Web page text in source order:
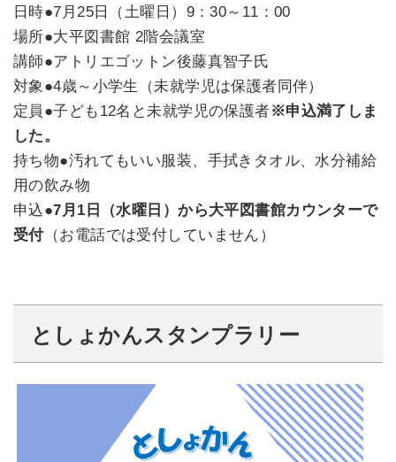
日時●7月25日（土曜日）9：30～11：00
場所●大平図書館 2階会議室
講師●アトリエゴットン後藤真智子氏
対象●4歳～小学生（未就学児は保護者同伴）
定員●子ども12名と未就学児の保護者※申込満了しま
した。
持ち物●汚れてもいい服装、手拭きタオル、水分補給
用の飲み物
申込●7月1日（水曜日）から大平図書館カウンターで
受付（お電話では受付していません）
としょかんスタンプラリー